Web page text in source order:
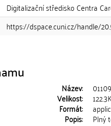
Digitalizační středisko Centra
https://dspace.cuni.cz/handle/
Název:
Velikost:
Formát:
Popis: Plný